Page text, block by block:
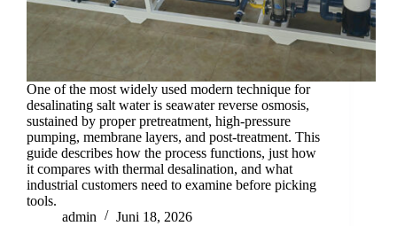
One of the most widely used modern technique for
desalinating salt water is seawater reverse osmosis,
sustained by proper pretreatment, high-pressure
pumping, membrane layers, and post-treatment. This
guide describes how the process functions, just how
it compares with thermal desalination, and what
industrial customers need to examine before picking
tools.
admin
Juni 18, 2026